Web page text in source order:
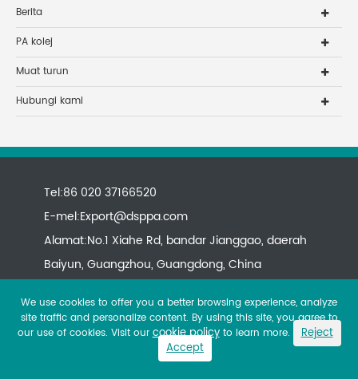
Berita
PA kolej
Muat turun
Hubungi kami
Tel:86 020 37166520
E-mel:Export@dsppa.com
Alamat:No.1 Xiahe Rd, bandar Jianggao, daerah
Baiyun, Guangzhou, Guangdong, China
Copyright ©All rights reserved.
We use cookies to offer you a better browsing experience, analyze
site traffic and personalize content. By using this site, you agree to
our use of cookies. Visit ourcookie policyto learn more.
Reject
Accept